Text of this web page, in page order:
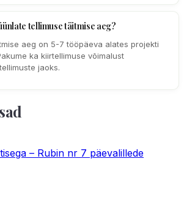
tellimuse täitmise aeg?
aeg on 5-7 tööpäeva alates projekti
ka kiirtellimuse võimalust
jaoks.
– Rubin nr 7 päevalillede